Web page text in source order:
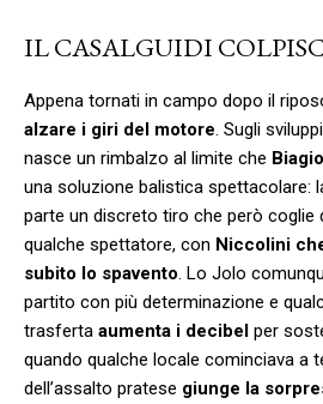
IL CASALGUIDI
Appena tornati in campo dopo il
alzare i giri del motore. Sugli
nasce un rimbalzo al limite che
una soluzione balistica spettacolare:
parte un discreto tiro che però coglie
qualche spettatore, con Niccolini
subito lo spavento. Lo Jolo
partito con più determinazione e
trasferta aumenta i decibel per
quando qualche locale cominciava a
dell’assalto pratese giunge la